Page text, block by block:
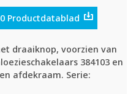
Productdatablad
draaiknop, voorzien van
384103 en
afdekraam. Serie: